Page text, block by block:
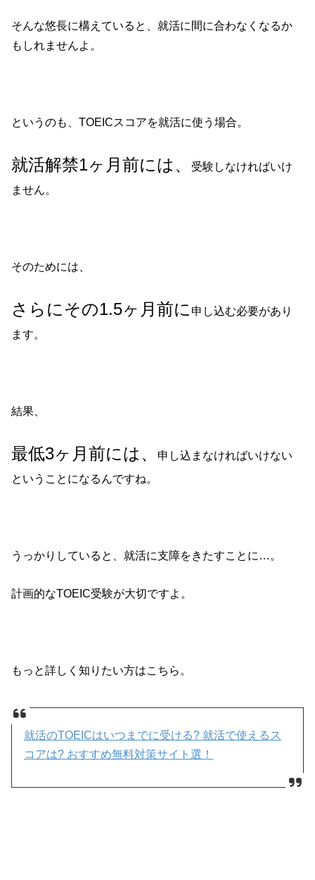
そんな悠長に構えていると、就活に間に合わなくなるか
もしれませんよ。
というのも、TOEICスコアを就活に使う場合。
就活解禁1ヶ月前には、
受験しなければいけ
ません。
そのためには、
さらにその1.5ヶ月前に 申し込む必要があり
ます。
結果、
最低3ヶ月前には、
申し込まなければいけない
ということになるんですね。
うっかりしていると、就活に支障をきたすことに…。
計画的なTOEIC受験が大切ですよ。
もっと詳しく知りたい方はこちら。
就活のTOEICはいつまでに受ける? 就活で使えるス
コアは? おすすめ無料対策サイト選！